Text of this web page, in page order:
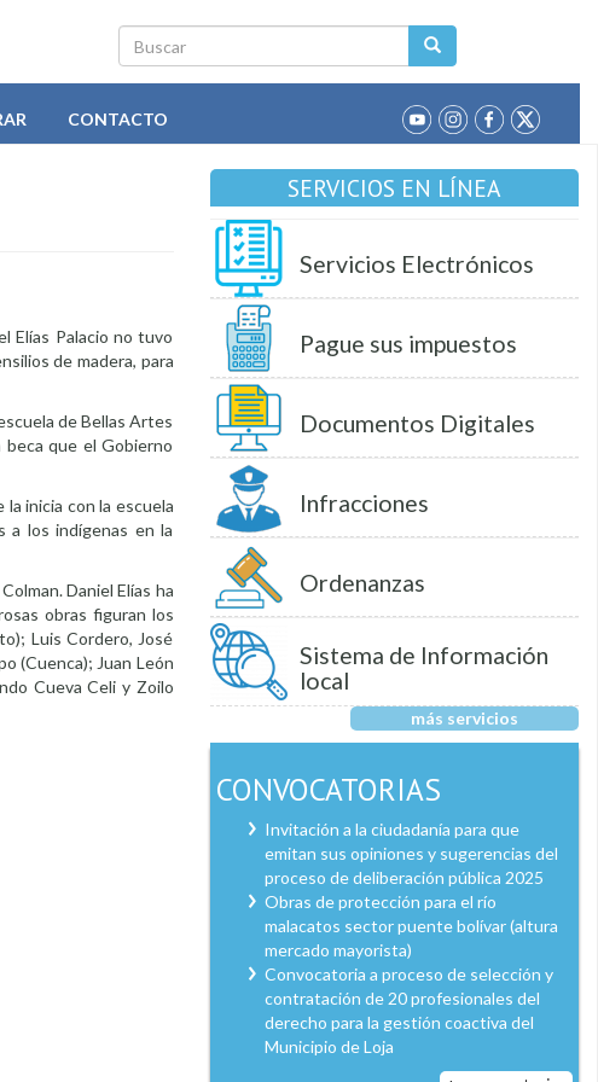
Buscar
CONTACTO
Elías Palacio no tuvo
de madera, para
de Bellas Artes
que el Gobierno
inicia con la escuela
a los indígenas en la
Daniel Elías ha
obras figuran los
Luis Cordero, José
(Cuenca); Juan León
Cueva Celi y Zoilo
SERVICIOS EN LÍNEA
Servicios Electrónicos
Pague sus impuestos
Documentos Digitales
Infracciones
Ordenanzas
Sistema de Información
local
más servicios
CONVOCATORIAS
Invitación a la ciudadanía para que
emitan sus opiniones y sugerencias del
proceso de deliberación pública 2025
Obras de protección para el río
malacatos sector puente bolívar (altura
mercado mayorista)
Convocatoria a proceso de selección y
contratación de 20 profesionales del
derecho para la gestión coactiva del
Municipio de Loja